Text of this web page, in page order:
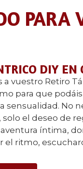
PARA
DIY
a vuestro Retiro
para que
sensualidad. No
solo el deseo de
íntima,
el ritmo,